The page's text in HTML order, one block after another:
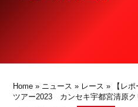
グッズ
Home » ニュース » レース » 【レポ
ツアー2023 カンセキ宇都宮清原ク